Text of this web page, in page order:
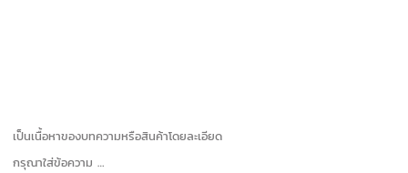
เป็นเนื้อหาของบทความหรือสินค้าโดยละเอียด
กรุณาใส่ข้อความ …